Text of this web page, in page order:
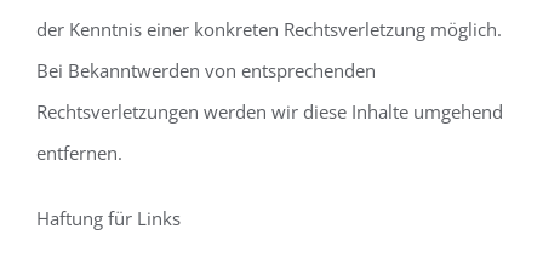
der Kenntnis einer konkreten Rechtsverletzung möglich.
Bei Bekanntwerden von entsprechenden
Rechtsverletzungen werden wir diese Inhalte umgehend
entfernen.
Haftung für Links